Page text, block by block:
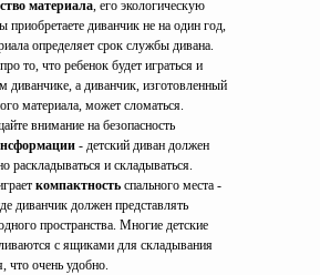
материала, его экологическую
приобретаете диванчик не на один год,
определяет срок службы дивана.
то, что ребенок будет играться и
диванчике, а диванчик, изготовленный
материала, может сломаться.
внимание на безопасность
- детский диван должен
раскладываться и складываться.
компактность спального места -
диванчик должен представлять
пространства. Многие детские
с ящиками для складывания
что очень удобно.